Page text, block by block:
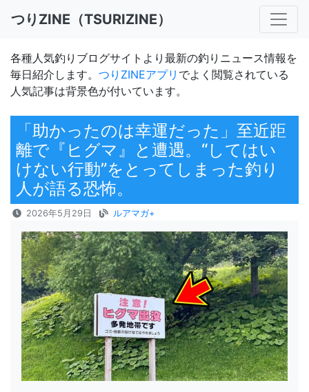
つりZINE（TSURIZINE）
各種人気釣りブログサイトより最新の釣りニュース情報を
毎日紹介します。 つりZINEアプリ でよく閲覧されている
人気記事は背景色が付いています。
「助かったのは幸運だった」至近距
離で『ヒグマ』と遭遇。“してはい
けない行動”をとってしまった釣り
人が語る恐怖。
2026年5月29日 ルアマガ+